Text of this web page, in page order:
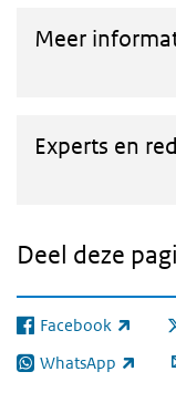
Meer
Experts en
Deel deze
Facebook
(externe link)
WhatsApp
(externe link)